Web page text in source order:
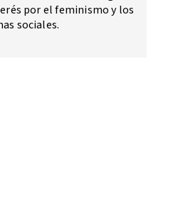
por el feminismo y los
sociales.